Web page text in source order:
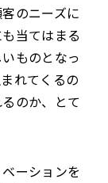
のニーズに
当てはまる
ものとなっ
れてくるの
のか、とて
ーションを